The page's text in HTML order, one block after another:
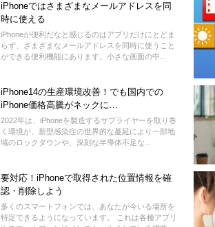
iPhoneではさまざまなメールアドレスを同
時に使える
iPhoneが便利だなと感じるのはアプリだけにとどま
らず、さまざまなメールアドレスを同時に使うこと
ができる便利機能にあります。小さな画面の中...
iPhone14の生産環境改善！でも国内での
iPhone価格高騰がネックに…
2022年は、iPhoneを製造するサプライヤーを取り巻
く環境が、新型感染症の世界的な蔓延により一部地
域のロックダウンや、深刻な半導体不足な...
要対応！iPhoneで取得された位置情報を確
認・削除しよう
多くのスマートフォンでは、あなたが今いる場所を
特定できるようになっています。 これは各種アプリ